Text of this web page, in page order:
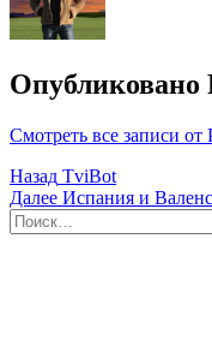
Опубликовано
Смотреть все записи от
Навигация
по
записям
Назад TviBot
Далее Испания и
Поиск